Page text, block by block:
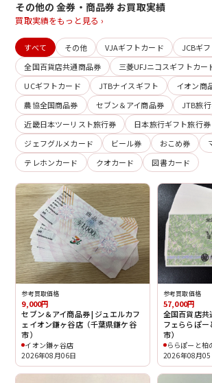
その他の 金券・商品券 お買取実績
買取実績をもっと見る ›
すべて その他 VJAギフトカード
JCBギ
全国百貨店共通商品券
三菱UFJニコスギフトカー
UCギフトカード
JTBナイスギフト
イオン商
農協全国商品券
セブン＆アイ商品券
JTB旅
近畿日本ツーリスト旅行券
日本旅行ギフト旅行券
ジェフグルメカード
ビール券 おこめ券
テレホンカード
クオカード 図書カード
参考買取価格
9,000円
セブン＆アイ商品券 | ジュエルカフ
ェイオン鎌ヶ谷店（千葉県鎌ケ谷
市）
イオン鎌ヶ谷店
2026年08月06日
参考買取価格
57,000円
全国百貨店共
フェららぽ
市）
ららぽーと柏
2026年08月05